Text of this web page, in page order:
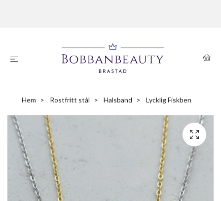
Hem Rostfritt stål Halsband Lycklig Fiskben